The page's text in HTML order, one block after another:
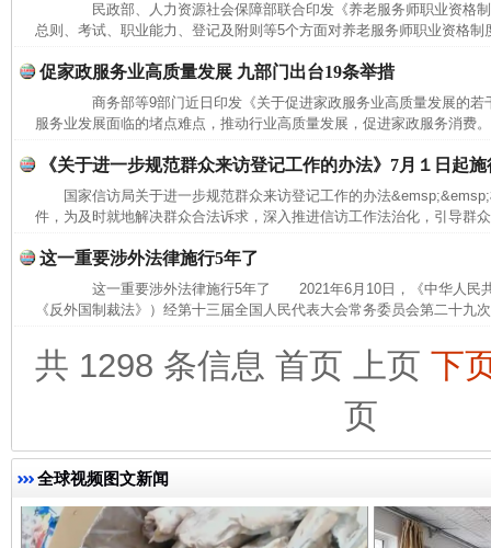
民政部、人力资源社会保障部联合印发《养老服务师职业资
总则、考试、职业能力、登记及附则等5个方面对养老服务师职业资格制
促家政服务业高质量发展 九部门出台19条举措
商务部等9部门近日印发《关于促进家政服务业高质量发展的若
服务业发展面临的堵点难点，推动行业高质量发展，促进家政服务消
《关于进一步规范群众来访登记工作的办法》7月１日起施
国家信访局关于进一步规范群众来访登记工作的办法
件，为及时就地解决群众合法诉求，深入推进信访工作法治化，引导群
这一重要涉外法律施行5年了
这一重要涉外法律施行5年了 2021年6月10日，《中华人民共
《反外国制裁法》）经第十三届全国人民代表大会常务委员会第二十九
共 1298 条信息 首页 上页 下
页
全球视频图文新闻